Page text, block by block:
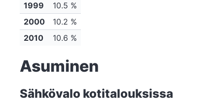
1999
10.5 %
2000
10.2 %
2010
10.6 %
Asuminen
Sähkövalo kotitalouksissa